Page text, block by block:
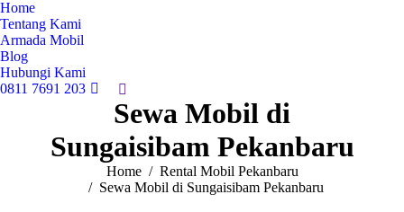
Home
Tentang Kami
Armada Mobil
Blog
Hubungi Kami
0811 7691 203
Search:
Sewa Mobil di
Sungaisibam Pekanbaru
You are here:Home
Rental Mobil Pekanbaru
Sewa Mobil di Sungaisibam Pekanbaru